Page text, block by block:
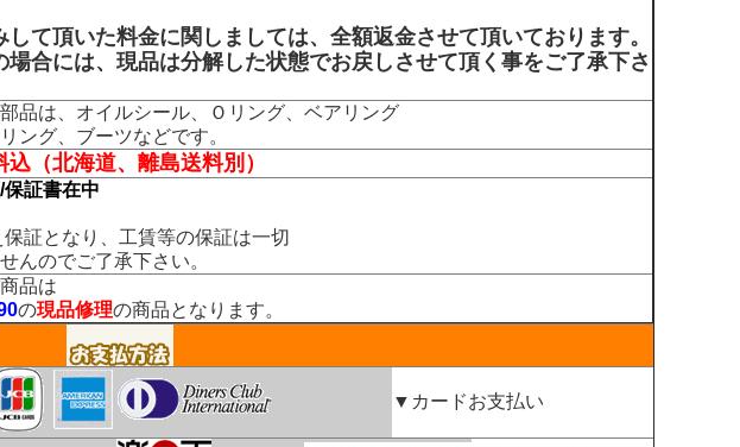
して頂いた料金に関しましては、全額返金させて頂いております。
場合には、現品は分解した状態でお戻しさせて頂く事をご了承下さ
品は、オイルシール、Ｏリング、ベアリング
ング、ブーツなどです。
込（北海道、離島送料別）
保証書在中
証となり、工賃等の保証は一切
んのでご了承下さい。
品は
の現品修理の商品となります。
▼カードお支払い